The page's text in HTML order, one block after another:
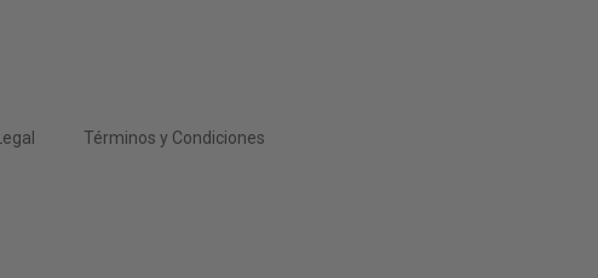
Términos y Condiciones